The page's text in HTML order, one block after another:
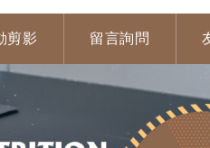
剪影 留言詢問